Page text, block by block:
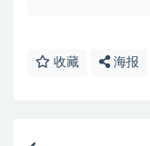
收藏 海报